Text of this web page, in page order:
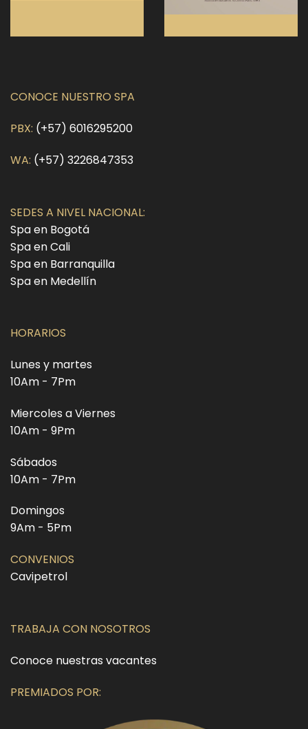
CONOCE NUESTRO SPA
PBX: (+57) 6016295200
WA: (+57) 3226847353
SEDES A NIVEL NACIONAL:
Spa en Bogotá
Spa en Cali
Spa en Barranquilla
Spa en Medellín
HORARIOS
Lunes y martes
10Am - 7Pm
Miercoles a Viernes
10Am - 9Pm
Sábados
10Am - 7Pm
Domingos
9Am - 5Pm
CONVENIOS
Cavipetrol
TRABAJA CON NOSOTROS
Conoce nuestras vacantes
PREMIADOS POR: